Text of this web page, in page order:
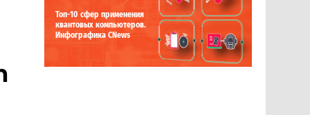
Топ-10 сфер применения
квантовых компьютеров.
Инфографика CNews